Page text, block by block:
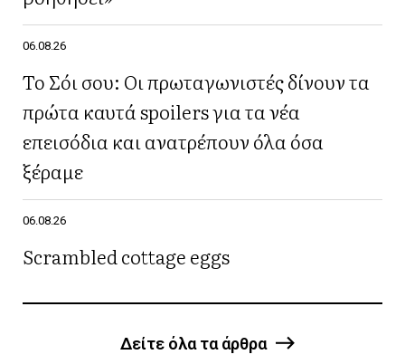
06.08.26
Το Σόι σου: Οι πρωταγωνιστές δίνουν τα
πρώτα καυτά spoilers για τα νέα
επεισόδια και ανατρέπουν όλα όσα
ξέραμε
06.08.26
Scrambled cottage eggs
Δείτε όλα τα άρθρα